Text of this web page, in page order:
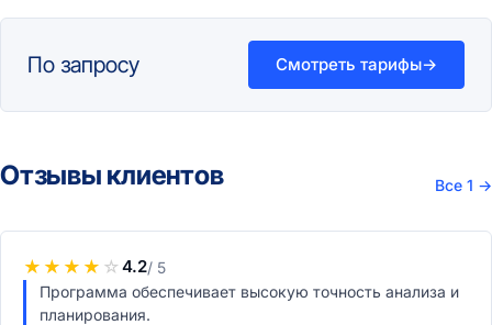
По запросу Смотреть тарифы→
Отзывы клиентов Все 1 →
★ ★ ★ ★ ☆4.2/ 5
Программа обеспечивает высокую точность анализа и
планирования.